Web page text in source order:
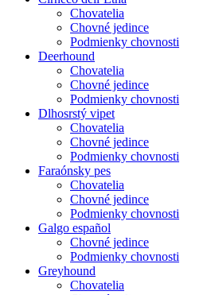
Chovatelia
Chovné jedince
Podmienky chovnosti
Deerhound
Chovatelia
Chovné jedince
Podmienky chovnosti
Dlhosrstý vipet
Chovatelia
Chovné jedince
Podmienky chovnosti
Faraónsky pes
Chovatelia
Chovné jedince
Podmienky chovnosti
Galgo español
Chovné jedince
Podmienky chovnosti
Greyhound
Chovatelia